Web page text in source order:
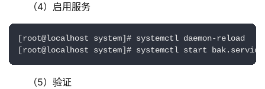
（4）启用服务
[root@localhost system]# systemctl daemon-reload
[root@localhost system]# systemctl start bak.service
（5）验证